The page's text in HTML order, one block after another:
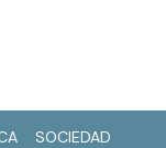
SOCIEDAD